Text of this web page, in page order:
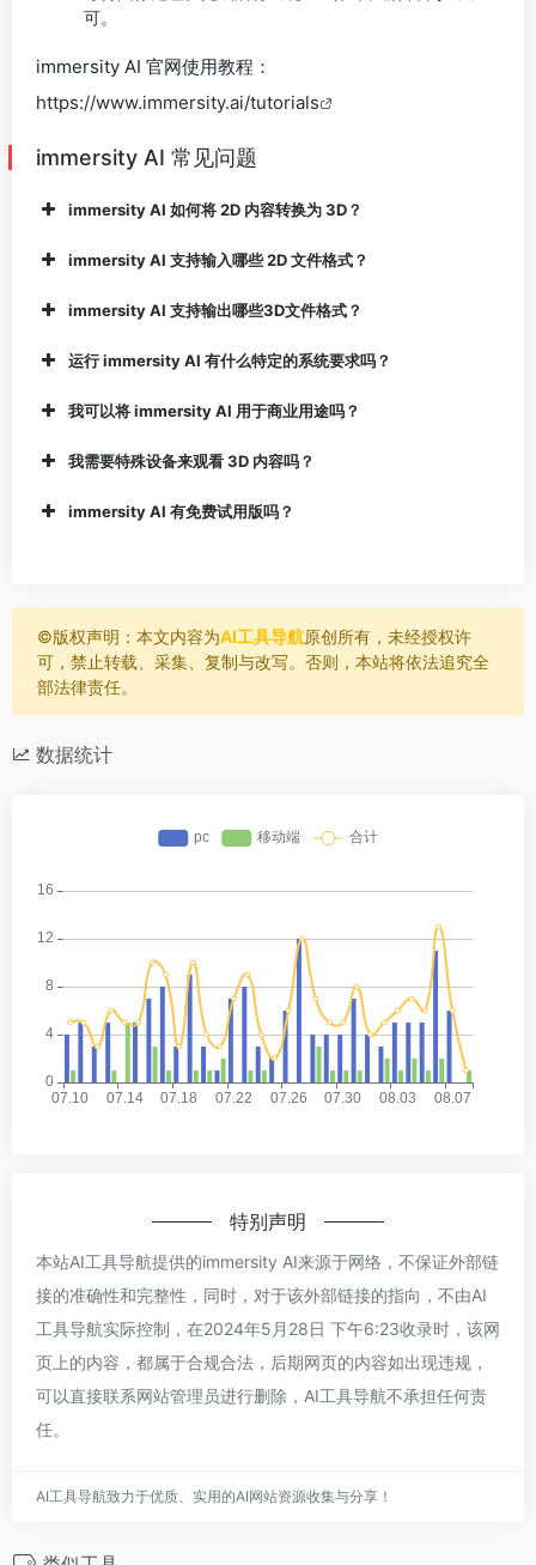
可。
immersity AI 官网使用教程：
https://www.immersity.ai/tutorials
immersity AI 常见问题
immersity AI 如何将 2D 内容转换为 3D？
immersity AI 支持输入哪些 2D 文件格式？
immersity AI 支持输出哪些3D文件格式？
：
运行 immersity AI 有什么特定的系统要求吗？
我可以将 immersity AI 用于商业用途吗？
我需要特殊设备来观看 3D 内容吗？
immersity AI 有免费试用版吗？
©️版权声明：本文内容为AI工具导航原创所有，未经授权许
可，禁止转载、采集、复制与改写。否则，本站将依法追究全
部法律责任。
数据统计
特别声明
本站AI工具导航提供的immersity AI来源于网络，不保证外部链
接的准确性和完整性，同时，对于该外部链接的指向，不由AI
工具导航实际控制，在2024年5月28日 下午6:23收录时，该网
页上的内容，都属于合规合法，后期网页的内容如出现违规，
可以直接联系网站管理员进行删除，AI工具导航不承担任何责
任。
AI工具导航致力于优质、实用的AI网站资源收集与分享！